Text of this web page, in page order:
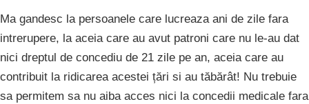
Ma gandesc la persoanele care lucreaza ani de zile fara
intrerupere, la aceia care au avut patroni care nu le-au dat
nici dreptul de concediu de 21 zile pe an, aceia care au
contribuit la ridicarea acestei țări si au tăbărât! Nu trebuie
sa permitem sa nu aiba acces nici la concedii medicale fara